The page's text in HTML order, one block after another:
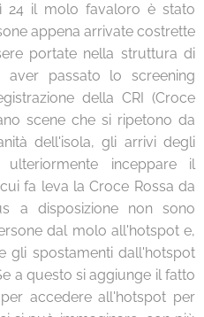
24 il molo favaloro è stato
appena arrivate costrette
portate nella struttura di
passato lo screening
della CRI (Croce
scene che si ripetono da
dell'isola, gli arrivi degli
inceppare il
fa leva la Croce Rossa da
a disposizione non sono
dal molo all'hotspot e,
gli spostamenti dall'hotspot
a questo si aggiunge il fatto
accedere all'hotspot per